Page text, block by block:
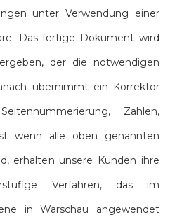
unter Verwendung einer
Das fertige Dokument wird
der die notwendigen
übernimmt ein Korrektor
Zahlen,
wenn alle oben genannten
erhalten unsere Kunden ihre
Verfahren, das im
in Warschau angewendet